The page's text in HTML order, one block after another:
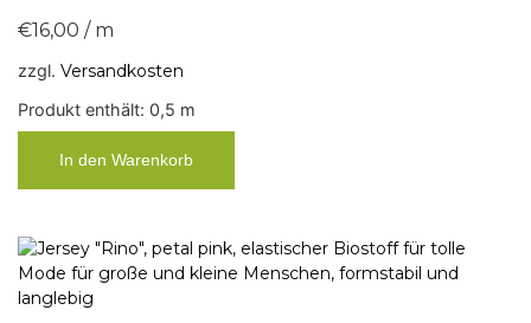
€16,00 / m
zzgl. Versandkosten
Produkt enthält: 0,5 m
In den Warenkorb